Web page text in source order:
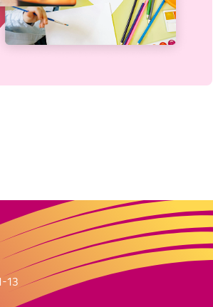
13